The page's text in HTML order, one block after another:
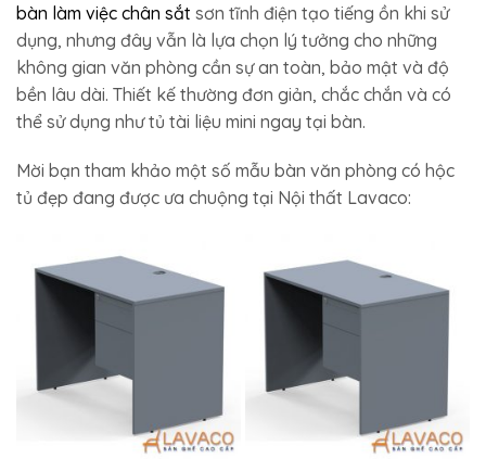
bàn làm việc chân sắt sơn tĩnh điện tạo tiếng ồn khi sử
dụng, nhưng đây vẫn là lựa chọn lý tưởng cho những
không gian văn phòng cần sự an toàn, bảo mật và độ
bền lâu dài. Thiết kế thường đơn giản, chắc chắn và có
thể sử dụng như tủ tài liệu mini ngay tại bàn.
Mời bạn tham khảo một số mẫu bàn văn phòng có hộc
tủ đẹp đang được ưa chuộng tại Nội thất Lavaco: